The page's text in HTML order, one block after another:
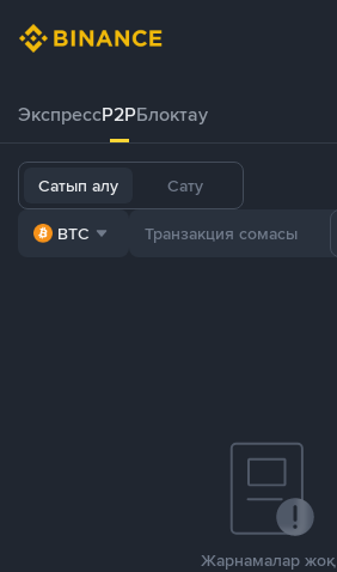
ЭкспрессP2PБлоктау
Сатып алу Сату
BTC
Жарнамалар жоқ